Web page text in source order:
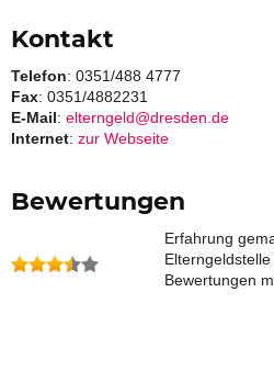
Kontakt
Telefon: 0351/488 4777
Fax: 0351/4882231
E-Mail: elterngeld@dresden.de
Internet: zur Webseite
Bewertungen
Erfahrung
Bewertungen